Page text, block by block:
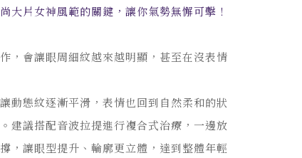
大片女神風範的關鍵，讓你氣勢無懈可擊！
，會讓眼周細紋越來越明顯，甚至在沒表情
動態紋逐漸平滑，表情也回到自然柔和的狀
建議搭配音波拉提進行複合式治療，一邊放
，讓眼型提升、輪廓更立體，達到整體年輕